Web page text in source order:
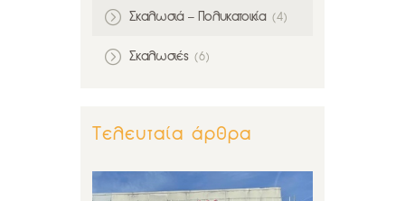
Σκαλωσιά – Πολυκατοικία (4)
Σκαλωσιές (6)
Τελευταία άρθρα